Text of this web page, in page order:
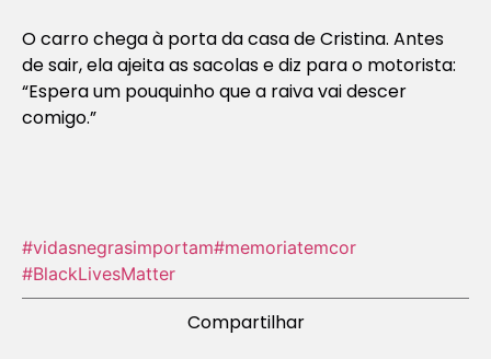
O carro chega à porta da casa de Cristina. Antes
de sair, ela ajeita as sacolas e diz para o motorista:
“Espera um pouquinho que a raiva vai descer
comigo.”
#vidasnegrasimportam#memoriatemcor
#BlackLivesMatter
Compartilhar